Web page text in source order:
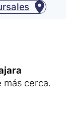
más cerca.